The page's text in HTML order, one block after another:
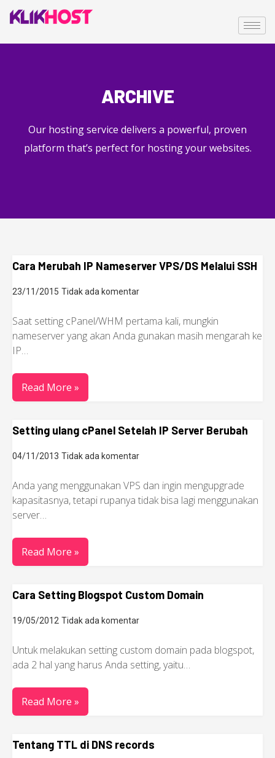
ARCHIVE
Our hosting service delivers a powerful, proven
platform that’s perfect for hosting your websites.
Cara Merubah IP Nameserver VPS/DS Melalui SSH
23/11/2015 Tidak ada komentar
Saat setting cPanel/WHM pertama kali, mungkin
nameserver yang akan Anda gunakan masih mengarah ke
IP…
Read More »
Setting ulang cPanel Setelah IP Server Berubah
04/11/2013 Tidak ada komentar
Anda yang menggunakan VPS dan ingin mengupgrade
kapasitasnya, tetapi rupanya tidak bisa lagi menggunakan
server…
Read More »
Cara Setting Blogspot Custom Domain
19/05/2012 Tidak ada komentar
Untuk melakukan setting custom domain pada blogspot,
ada 2 hal yang harus Anda setting, yaitu…
Read More »
Tentang TTL di DNS records